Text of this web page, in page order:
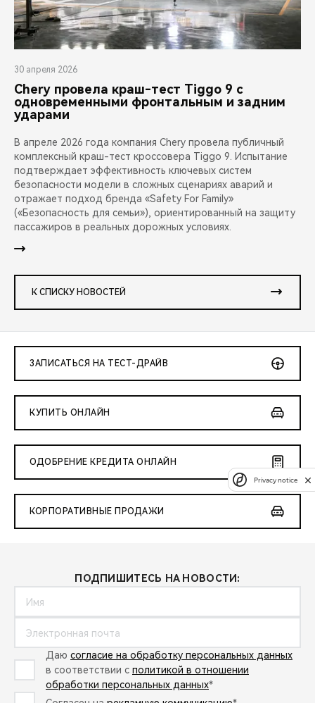
30 апреля 2026
Chery провела краш-тест Tiggo 9 с
одновременными фронтальным и задним
ударами
В апреле 2026 года компания Chery провела публичный
комплексный краш-тест кроссовера Tiggo 9. Испытание
подтверждает эффективность ключевых систем
безопасности модели в сложных сценариях аварий и
отражает подход бренда «Safety For Family»
(«Безопасность для семьи»), ориентированный на защиту
пассажиров в реальных дорожных условиях.
К СПИСКУ НОВОСТЕЙ
ЗАПИСАТЬСЯ НА ТЕСТ-ДРАЙВ
КУПИТЬ ОНЛАЙН
ОДОБРЕНИЕ КРЕДИТА ОНЛАЙН
КОРПОРАТИВНЫЕ ПРОДАЖИ
ПОДПИШИТЕСЬ НА НОВОСТИ:
Даю согласие на обработку персональных данных
в соответствии с политикой в отношении
обработки персональных данных*
Privacy notice